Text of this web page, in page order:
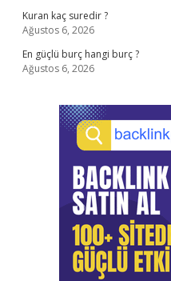
Kuran kaç suredir ?
Ağustos 6, 2026
En güçlü burç hangi burç ?
Ağustos 6, 2026